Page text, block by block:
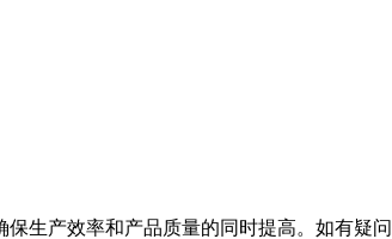
生产效率和产品质量的同时提高。如有疑问